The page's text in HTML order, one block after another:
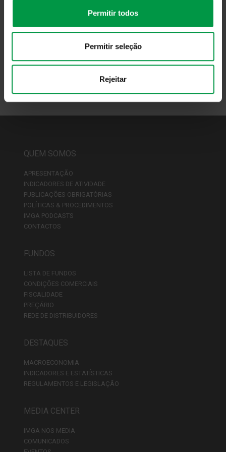
Permitir todos
Permitir seleção
Rejeitar
mais de cinco anos após cada subscrição e, dos Fundos
Abertos, a partir da data da reforma por velhice e que irá
Saiba mais sobre Fiscalidade PPR
QUEM SOMOS
APRESENTAÇÃO
INDICADORES DE ATIVIDADE
PUBLICAÇÕES OBRIGATÓRIAS
POLÍTICAS & PROCEDIMENTOS
IMGA PODCASTS
CONTACTOS
FUNDOS
LISTA DE FUNDOS
CONDIÇÕES COMERCIAIS
FISCALIDADE
PREÇÁRIO
REDE DE DISTRIBUIDORES
DESTAQUES
MACROECONOMIA
INDICADORES E ESTATÍSTICAS
REGULAMENTOS E LEGISLAÇÃO
MEDIA CENTER
IMGA NOS MEDIA
COMUNICADOS